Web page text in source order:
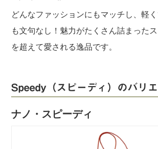
どんなファッションにもマッチし、軽
も文句なし！魅力がたくさん詰まった
を超えて愛される逸品です。
Speedy（スピーディ）のバリ
ナノ・スピーディ